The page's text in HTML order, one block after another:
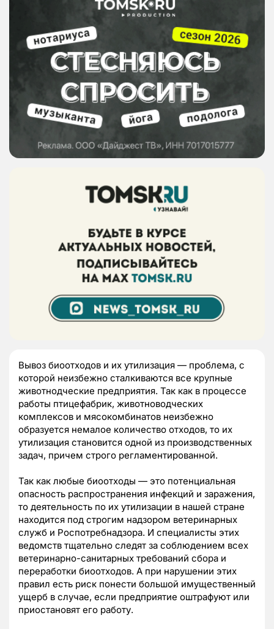
Вывоз биоотходов и их утилизация — проблема, с
которой неизбежно сталкиваются все крупные
животнодческие предприятия. Так как в процессе
работы птицефабрик, животноводческих
комплексов и мясокомбинатов неизбежно
образуется немалое количество отходов, то их
утилизация становится одной из производственных
задач, причем строго регламентированной.
Так как любые биоотходы — это потенциальная
опасность распространения инфекций и заражения,
то деятельность по их утилизации в нашей стране
находится под строгим надзором ветеринарных
служб и Роспотребнадзора. И специалисты этих
ведомств тщательно следят за соблюдением всех
ветеринарно-санитарных требований сбора и
переработки биоотходов. А при нарушении этих
правил есть риск понести большой имущественный
ущерб в случае, если предприятие оштрафуют или
приостановят его работу.